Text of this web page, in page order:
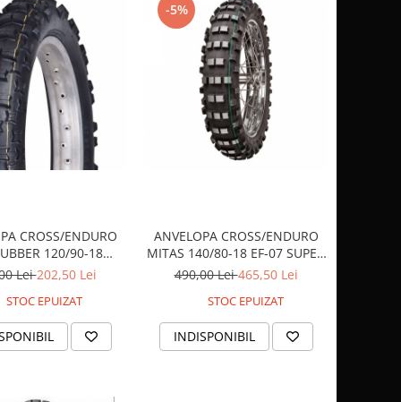
CROSS/ENDURO
120/90-18
VRM211
Lei202,50 Lei
STOC EPUIZAT
-5%
ANVELOPA CROSS/ENDURO
MITAS 140/80-18 EF-07 SUPER
LIGHT TT 1 X DUNGA VERDE
490,00 Lei465,50 Lei
STOC EPUIZAT
INDISPONIBIL